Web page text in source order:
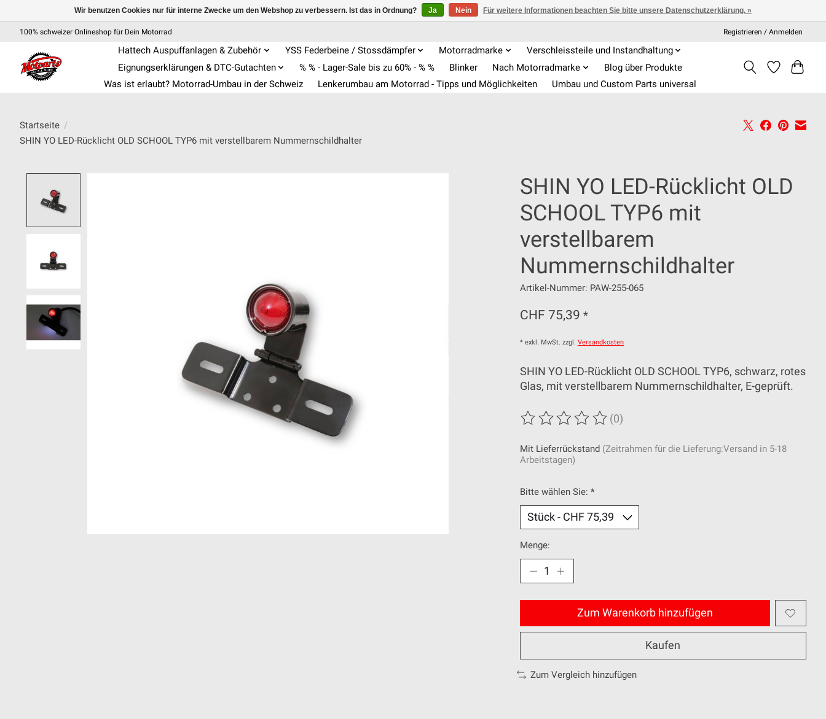
100% schweizer Onlineshop für Dein Motorrad Registrieren / Anmelden
Hattech Auspuffanlagen & Zubehör YSS Federbeine / Stossdämpfer Motorradmarke
Verschleissteile und Instandhaltung
Eignungserklärungen & DTC-Gutachten
% % - Lager-Sale bis zu 60% - % % Blinker Nach Motorradmarke
Blog über Produkte
Was ist erlaubt? Motorrad-Umbau in der Schweiz
Lenkerumbau am Motorrad - Tipps und Möglichkeiten Umbau und Custom Parts universal
Startseite /
SHIN YO LED-Rücklicht OLD SCHOOL TYP6 mit verstellbarem Nummernschildhalter
SHIN YO LED-Rücklicht OLD
SCHOOL TYP6 mit
verstellbarem
Nummernschildhalter
Artikel-Nummer: PAW-255-065
CHF 75,39 *
* exkl. MwSt. zzgl. Versandkosten
SHIN YO LED-Rücklicht OLD SCHOOL TYP6, schwarz, rotes
Glas, mit verstellbarem Nummernschildhalter, E-geprüft.
Die Bewertung dieses Produkts ist
(0)
Mit Lieferrückstand (Zeitrahmen für die Lieferung:Versand in 5-18
Arbeitstagen)
Bitte wählen Sie: *
Menge:
Zum Warenkorb hinzufügen
Kaufen
Zum Vergleich hinzufügen
Wir benutzen Cookies nur für interne Zwecke um den Webshop zu verbessern. Ist das in Ordnung? Ja Nein Für weitere Informationen beachten Sie bitte unsere Datenschutzerklärung. »